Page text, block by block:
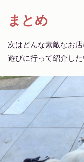
まとめ
次はどんな素敵なお
遊びに行って紹介し